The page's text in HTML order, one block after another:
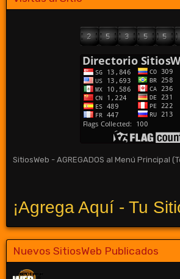
SitiosWeb - AGREGADOS al Menú Principal
¡Agrega Aquí - Tu
Nuevos SitiosWeb Publicados